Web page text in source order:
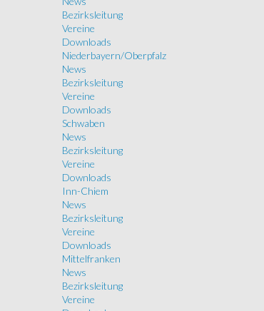
Bezirksleitung
Vereine
Downloads
Niederbayern/Oberpfalz
News
Bezirksleitung
Vereine
Downloads
Schwaben
News
Bezirksleitung
Vereine
Downloads
Inn-Chiem
News
Bezirksleitung
Vereine
Downloads
Mittelfranken
News
Bezirksleitung
Vereine